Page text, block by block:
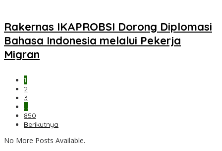
Rakernas IKAPROBSI Dorong Diplomasi
Bahasa Indonesia melalui Pekerja
Migran
1
2
3
…
850
Berikutnya
No More Posts Available.